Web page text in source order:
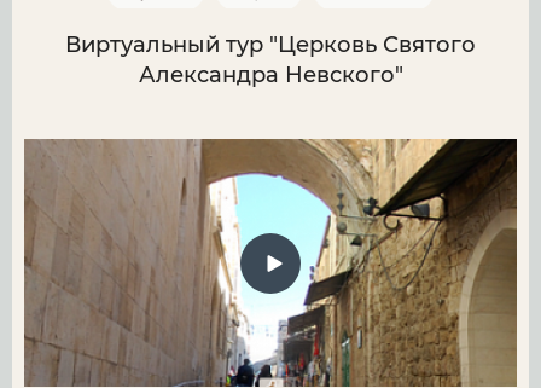
Виртуальный тур "Церковь Святого
Александра Невского"